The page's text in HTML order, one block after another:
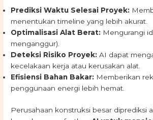
Prediksi Waktu Selesai Proyek:
menentukan timeline yang lebih akurat.
Optimalisasi Alat Berat: Mengurangi
menganggur).
Deteksi Risiko Proyek: AI dapat
kecelakaan kerja atau kerusakan alat.
Efisiensi Bahan Bakar: Memberikan
penggunaan energi lebih hemat.
Perusahaan konstruksi besar diprediksi